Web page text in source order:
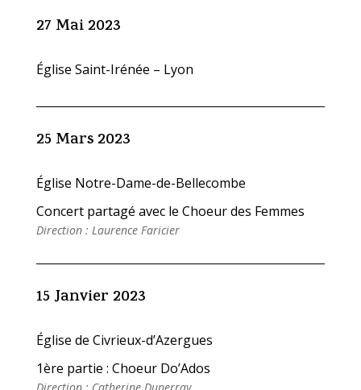
27 Mai 2023
Église Saint-Irénée – Lyon
25 Mars 2023
Église Notre-Dame-de-Bellecombe
Concert partagé avec le Choeur des Femmes
Direction : Laurence Faricier
15 Janvier 2023
Église de Civrieux-d’Azergues
1ère partie : Choeur Do’Ados